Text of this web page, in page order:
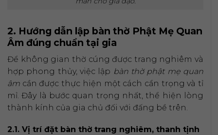
2. Hướng dẫn lập bàn thờ Phật Mẹ Quan
Âm đúng chuẩn tại gia
Để không gian thờ cúng được trang nghiêm và
hợp phong thủy, việc lập bàn thờ phật mẹ quan
âm cần được thực hiện một cách cẩn trọng và tỉ
mỉ. Đây là bước quan trọng nhất, thể hiện lòng
thành kính của gia chủ đối với đấng bề trên.
2.1. Vị trí đặt bàn thờ trang nghiêm, thanh tịnh